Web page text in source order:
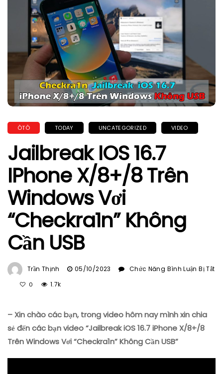
ÔTÔ TODAY UNCATEGORIZED VIDEO
Jailbreak IOS 16.7
IPhone X/8+/8 Trên
Windows Vơi
“Checkra1n” Không
Cần USB
Trần Thịnh 05/10/2023
Chức Năng Bình Luận Bị Tắt
16.7
IPhone
X/8+/8
Windows
0 1.7k
– Xin chào các bạn, trong video hôm nay mình xin chia
sẻ đến các bạn video “Jailbreak iOS 16.7 iPhone X/8+/8
Trên Windows Vơi “Checkra1n” Không Cần USB”